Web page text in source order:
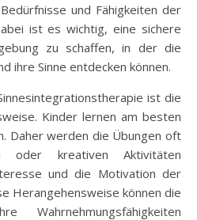
und Fähigkeiten der
ist es wichtig, eine sichere
zu schaffen, in der die
ihre Sinne entdecken können.
ist die
Kinder lernen am besten
Daher werden die Übungen oft
kreativen Aktivitäten
und die Motivation der
Herangehensweise können die